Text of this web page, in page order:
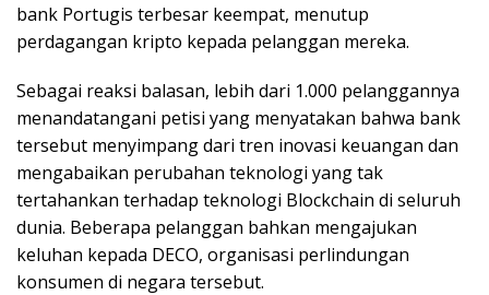
bank Portugis terbesar keempat, menutup
perdagangan kripto kepada pelanggan mereka.
Sebagai reaksi balasan, lebih dari 1.000 pelanggannya
menandatangani petisi yang menyatakan bahwa bank
tersebut menyimpang dari tren inovasi keuangan dan
mengabaikan perubahan teknologi yang tak
tertahankan terhadap teknologi Blockchain di seluruh
dunia. Beberapa pelanggan bahkan mengajukan
keluhan kepada DECO, organisasi perlindungan
konsumen di negara tersebut.